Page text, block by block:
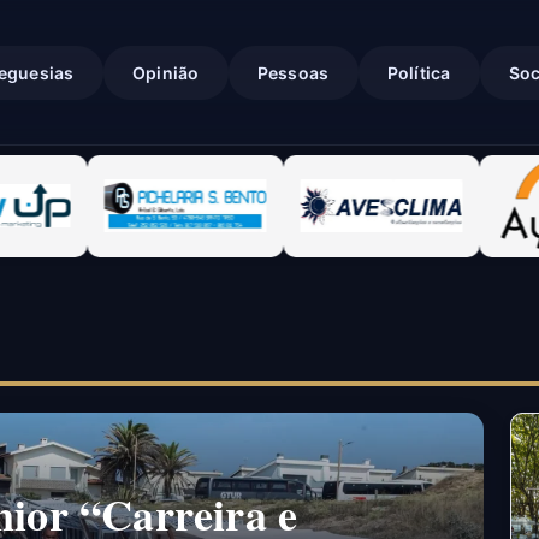
Opinião Pessoas Política
“Carreira e